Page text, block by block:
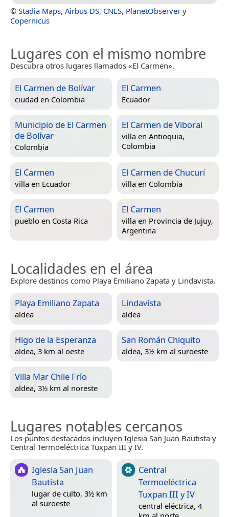
© Stadia Maps, Airbus DS, CNES, PlanetObserver y
Copernicus
Lugares con el mismo nombre
Descubra otros lugares llamados «El Carmen».
El Carmen de Bolívar
ciudad en Colombia
El Carmen
Ecuador
Municipio de El Carmen
de Bolívar
Colombia
El Carmen de Viboral
villa en Antioquia,
Colombia
El Carmen
villa en Ecuador
El Carmen de Chucurí
villa en Colombia
El Carmen
pueblo en Costa Rica
El Carmen
villa en Provincia de Jujuy,
Argentina
Localidades en el área
Explore destinos como Playa Emiliano Zapata y Lindavista.
Playa Emiliano Zapata
aldea
Lindavista
aldea
Higo de la Esperanza
aldea, 3 km al oeste
San Román Chiquito
aldea, 3½ km al suroeste
Villa Mar Chile Frío
aldea, 3½ km al noreste
Lugares notables cercanos
Los puntos destacados incluyen Iglesia San Juan Bautista y
Central Termoeléctrica Tuxpan III y IV.
Iglesia San Juan
Bautista
lugar de culto, 3½ km
al suroeste
Central
Termoeléctrica
Tuxpan III y IV
central eléctrica, 4